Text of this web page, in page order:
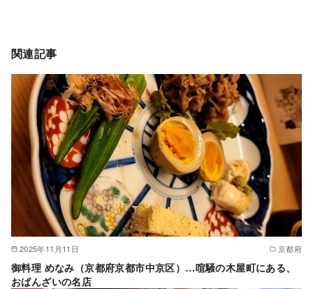
関連記事
2025年11月11日 京都府
御料理 めなみ（京都府京都市中京区）…喧騒の木屋町にある、
おばんざいの名店